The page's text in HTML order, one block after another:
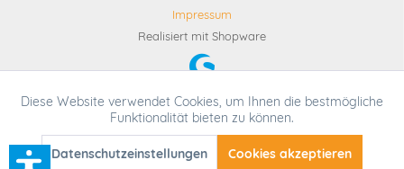
Impressum
Realisiert mit Shopware
* Alle Preise inkl. gesetzl. Mehrwertsteuer zzgl.Versandkosten
Funktionale Aktiv
Tracking Aktiv
Diese Website verwendet Cookies, um Ihnen die bestmögliche
Funktionalität bieten zu können.
Datenschutzeinstellungen Cookies akzeptieren
SEHR GUT (4.95 / 5)
Bewertungen bei: ebay.de, amazon.de, shopvote.de ⓘ